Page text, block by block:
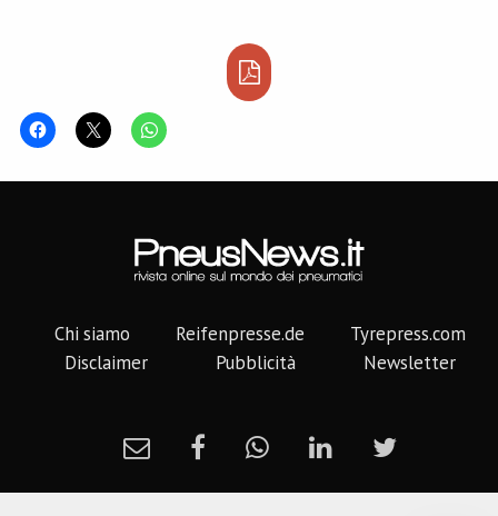
Chi siamo Reifenpresse.de
Tyrepress.com
Disclaimer
Pubblicità Newsletter